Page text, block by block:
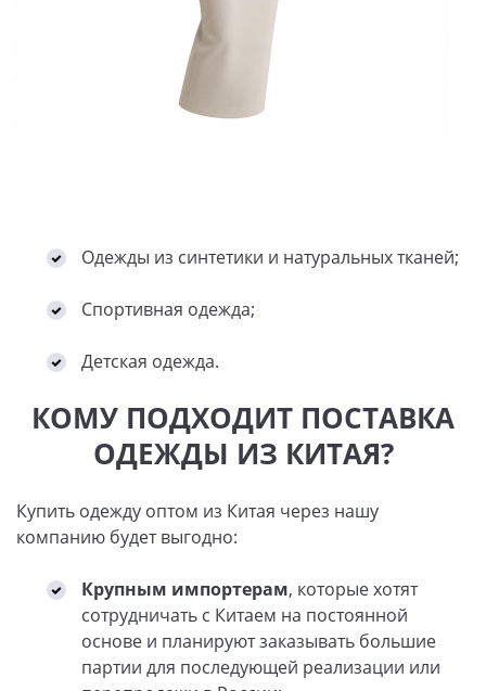
Одежды из синтетики и натуральных тканей;
Спортивная одежда;
Детская одежда.
КОМУ ПОДХОДИТ ПОСТАВКА
ОДЕЖДЫ ИЗ КИТАЯ?
Купить одежду оптом из Китая через нашу
компанию будет выгодно:
Крупным импортерам, которые хотят
сотрудничать с Китаем на постоянной
основе и планируют заказывать большие
партии для последующей реализации или